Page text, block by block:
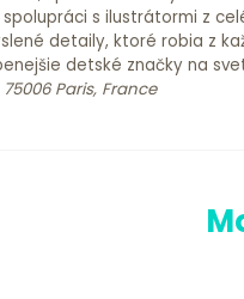
s ilustrátormi z
detaily, ktoré robia z
detské značky na
Paris, France